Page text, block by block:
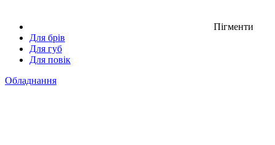
Пігменти
Для брів
Для губ
Для повік
Обладнання